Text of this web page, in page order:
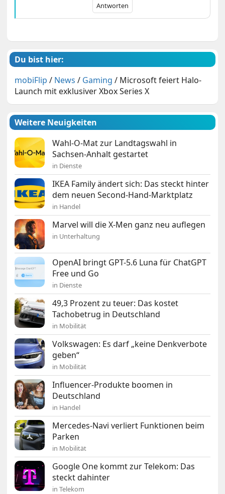
Antworten
Du bist hier:
mobiFlip / News / Gaming / Microsoft feiert Halo-
Launch mit exklusiver Xbox Series X
Weitere Neuigkeiten
Wahl-O-Mat zur Landtagswahl in
Sachsen-Anhalt gestartet
in Dienste
IKEA Family ändert sich: Das steckt hinter
dem neuen Second-Hand-Marktplatz
in Handel
Marvel will die X-Men ganz neu auflegen
in Unterhaltung
OpenAI bringt GPT-5.6 Luna für ChatGPT
Free und Go
in Dienste
49,3 Prozent zu teuer: Das kostet
Tachobetrug in Deutschland
in Mobilität
Volkswagen: Es darf „keine Denkverbote
geben“
in Mobilität
Influencer-Produkte boomen in
Deutschland
in Handel
Mercedes-Navi verliert Funktionen beim
Parken
in Mobilität
Google One kommt zur Telekom: Das
steckt dahinter
in Telekom